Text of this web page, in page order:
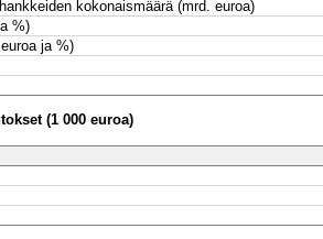
kokonaismäärä (mrd. euroa)
%)
ja %)
(1 000 euroa)